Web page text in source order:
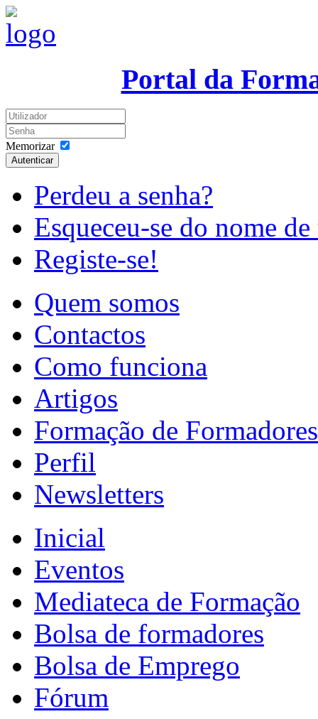
Portal da
Memorizar
Autenticar
Perdeu a senha?
Esqueceu-se do nome
Registe-se!
Quem somos
Contactos
Como funciona
Artigos
Formação de Formadores
Perfil
Newsletters
Inicial
Eventos
Mediateca de Formação
Bolsa de formadores
Bolsa de Emprego
Fórum